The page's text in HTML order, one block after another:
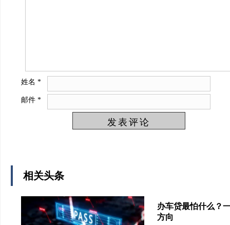
姓名 *
邮件 *
相关头条
办车贷最怕什么？
方向